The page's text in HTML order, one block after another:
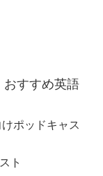
おすすめ英語
ポッドキャス
ト